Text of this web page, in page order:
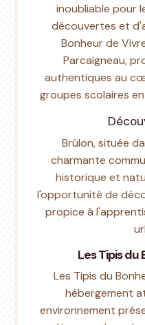
inoubliable pour
découvertes et
Bonheur de
Parcaigneau,
authentiques au
groupes scolaires
Brûlon, située
charmante
historique et
l'opportunité de
propice à
Les Tipis du
Les Tipis du
hébergement
environnement